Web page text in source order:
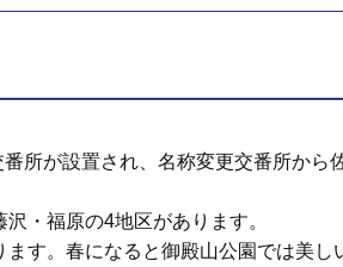
所が設置され、名称変更交番所から
・福原の4地区があります。
す。春になると御殿山公園では美し